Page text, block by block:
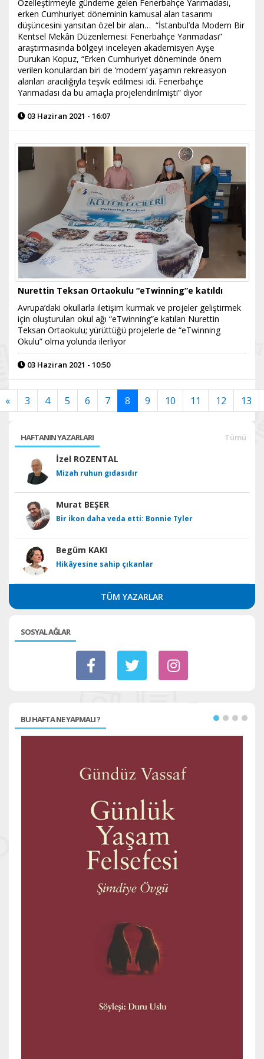
Özelleştirmeyle gündeme gelen Fenerbahçe Yarımadası,
erken Cumhuriyet döneminin kamusal alan tasarımı
düşüncesini yansıtan özel bir alan… “İstanbul’da Modern Bir
Kentsel Mekân Düzenlemesi: Fenerbahçe Yarımadası”
araştırmasında bölgeyi inceleyen akademisyen Ayşe
Durukan Kopuz, “Erken Cumhuriyet döneminde önem
verilen konulardan biri de ‘modern’ yaşamın rekreasyon
alanları aracılığıyla teşvik edilmesi idi. Fenerbahçe
Yarımadası da bu amaçla projelendirilmişti” diyor
03 Haziran 2021 - 16:07
Nurettin Teksan Ortaokulu “eTwinning”e katıldı
Avrupa’daki okullarla iletişim kurmak ve projeler geliştirmek
için oluşturulan okul ağı “eTwinning”e katılan Nurettin
Teksan Ortaokulu; yürüttüğü projelerle de “eTwinning
Okulu” olma yolunda ilerliyor
03 Haziran 2021 - 10:50
« 3 4 5 6 7 8 9 10 11 12 13
HAFTANIN YAZARLARI Tümü
İzel ROZENTAL
Mizah ruhun gıdasıdır
Murat BEŞER
Bir ikon daha veda etti: Bonnie Tyler
Begüm KAKI
Hikâyesine sahip çıkanlar
TÜM YAZARLAR
SOSYAL AĞLAR
BU HAFTA NE YAPMALI ?